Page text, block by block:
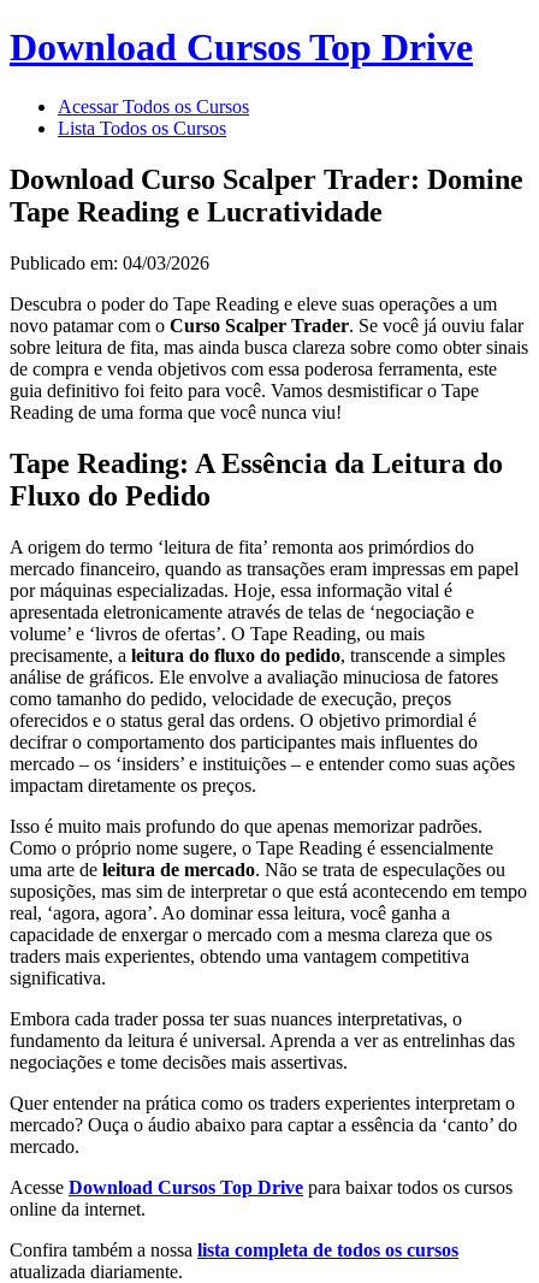
Download Cursos Top Drive
Acessar Todos os Cursos
Lista Todos os Cursos
Download Curso Scalper Trader: Domine
Tape Reading e Lucratividade
Publicado em: 04/03/2026
Descubra o poder do Tape Reading e eleve suas operações a um
novo patamar com o Curso Scalper Trader. Se você já ouviu falar
sobre leitura de fita, mas ainda busca clareza sobre como obter sinais
de compra e venda objetivos com essa poderosa ferramenta, este
guia definitivo foi feito para você. Vamos desmistificar o Tape
Reading de uma forma que você nunca viu!
Tape Reading: A Essência da Leitura do
Fluxo do Pedido
A origem do termo ‘leitura de fita’ remonta aos primórdios do
mercado financeiro, quando as transações eram impressas em papel
por máquinas especializadas. Hoje, essa informação vital é
apresentada eletronicamente através de telas de ‘negociação e
volume’ e ‘livros de ofertas’. O Tape Reading, ou mais
precisamente, a leitura do fluxo do pedido, transcende a simples
análise de gráficos. Ele envolve a avaliação minuciosa de fatores
como tamanho do pedido, velocidade de execução, preços
oferecidos e o status geral das ordens. O objetivo primordial é
decifrar o comportamento dos participantes mais influentes do
mercado – os ‘insiders’ e instituições – e entender como suas ações
impactam diretamente os preços.
Isso é muito mais profundo do que apenas memorizar padrões.
Como o próprio nome sugere, o Tape Reading é essencialmente
uma arte de leitura de mercado. Não se trata de especulações ou
suposições, mas sim de interpretar o que está acontecendo em tempo
real, ‘agora, agora’. Ao dominar essa leitura, você ganha a
capacidade de enxergar o mercado com a mesma clareza que os
traders mais experientes, obtendo uma vantagem competitiva
significativa.
Embora cada trader possa ter suas nuances interpretativas, o
fundamento da leitura é universal. Aprenda a ver as entrelinhas das
negociações e tome decisões mais assertivas.
Quer entender na prática como os traders experientes interpretam o
mercado? Ouça o áudio abaixo para captar a essência da ‘canto’ do
mercado.
Acesse Download Cursos Top Drive para baixar todos os cursos
online da internet.
Confira também a nossa lista completa de todos os cursos
atualizada diariamente.